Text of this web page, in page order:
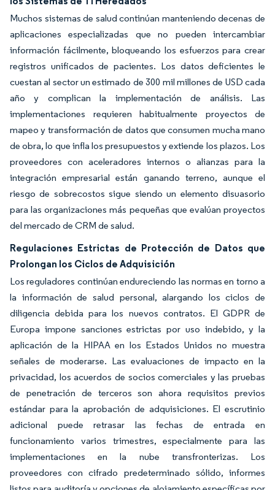
Muchos sistemas de salud continúan manteniendo decenas de
aplicaciones especializadas que no pueden intercambiar
información fácilmente, bloqueando los esfuerzos para crear
registros unificados de pacientes. Los datos deficientes le
cuestan al sector un estimado de 300 mil millones de USD cada
año y complican la implementación de análisis. Las
implementaciones requieren habitualmente proyectos de
mapeo y transformación de datos que consumen mucha mano
de obra, lo que infla los presupuestos y extiende los plazos. Los
proveedores con aceleradores internos o alianzas para la
integración empresarial están ganando terreno, aunque el
riesgo de sobrecostos sigue siendo un elemento disuasorio
para las organizaciones más pequeñas que evalúan proyectos
del mercado de CRM de salud.
Regulaciones Estrictas de Protección de Datos que
Prolongan los Ciclos de Adquisición
Los reguladores continúan endureciendo las normas en torno a
la información de salud personal, alargando los ciclos de
diligencia debida para los nuevos contratos. El GDPR de
Europa impone sanciones estrictas por uso indebido, y la
aplicación de la HIPAA en los Estados Unidos no muestra
señales de moderarse. Las evaluaciones de impacto en la
privacidad, los acuerdos de socios comerciales y las pruebas
de penetración de terceros son ahora requisitos previos
estándar para la aprobación de adquisiciones. El escrutinio
adicional puede retrasar las fechas de entrada en
funcionamiento varios trimestres, especialmente para las
implementaciones en la nube transfronterizas. Los
proveedores con cifrado predeterminado sólido, informes